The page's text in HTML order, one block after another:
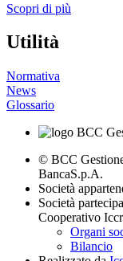
Scopri di più
Utilità
Normativa
News
Glossario
© BCC
BancaS.p.A.
Società
Società
Cooperativo
Organi
Bilancio